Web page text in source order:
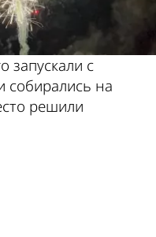
запускали с
собирались на
решили